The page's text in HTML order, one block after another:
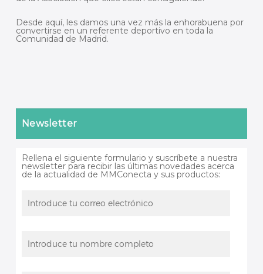
Desde aquí, les damos una vez más la enhorabuena por
convertirse en un referente deportivo en toda la
Comunidad de Madrid.
Newsletter
Rellena el siguiente formulario y suscríbete a nuestra
newsletter para recibir las últimas novedades acerca
de la actualidad de MMConecta y sus productos: